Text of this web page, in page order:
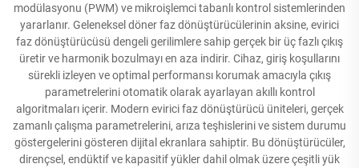
modülasyonu (PWM) ve mikroişlemci tabanlı kontrol sistemlerinden
yararlanır. Geleneksel döner faz dönüştürücülerinin aksine, evirici
faz dönüştürücüsü dengeli gerilimlere sahip gerçek bir üç fazlı çıkış
üretir ve harmonik bozulmayı en aza indirir. Cihaz, giriş koşullarını
sürekli izleyen ve optimal performansı korumak amacıyla çıkış
parametrelerini otomatik olarak ayarlayan akıllı kontrol
algoritmaları içerir. Modern evirici faz dönüştürücü üniteleri, gerçek
zamanlı çalışma parametrelerini, arıza teşhislerini ve sistem durumu
göstergelerini gösteren dijital ekranlara sahiptir. Bu dönüştürücüler,
dirençsel, endüktif ve kapasitif yükler dahil olmak üzere çeşitli yük